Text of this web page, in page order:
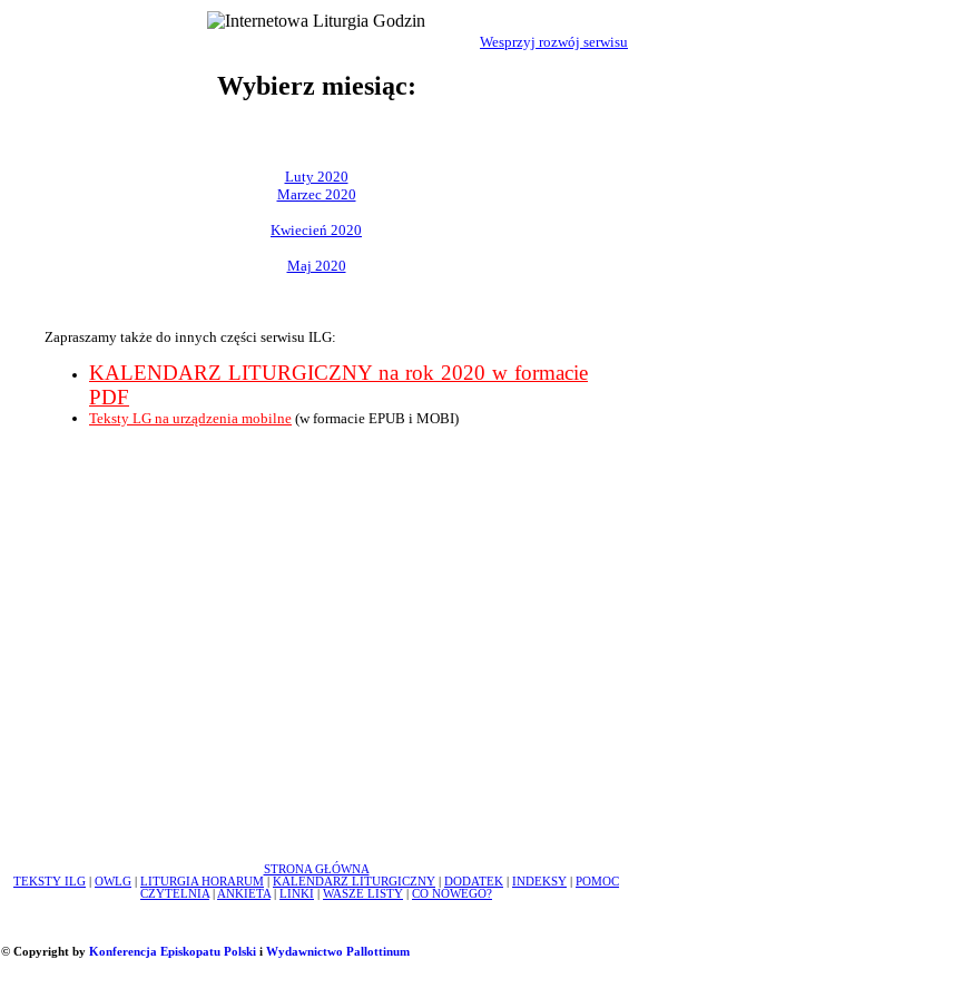
Wesprzyj rozwój serwisu
Wybierz miesiąc:
Luty 2020
Marzec 2020
Kwiecień 2020
Maj 2020
Zapraszamy także do innych części serwisu ILG:
KALENDARZ LITURGICZNY na rok 2020 w formacie
PDF
Teksty LG na urządzenia mobilne (w formacie EPUB i MOBI)
STRONA GŁÓWNA
TEKSTY ILG
OWLG LITURGIA HORARUM KALENDARZ LITURGICZNY DODATEK INDEKSY
POMOC
CZYTELNIA
ANKIETA LINKI WASZE LISTY CO NOWEGO?
© Copyright by Konferencja Episkopatu Polskii Wydawnictwo Pallottinum